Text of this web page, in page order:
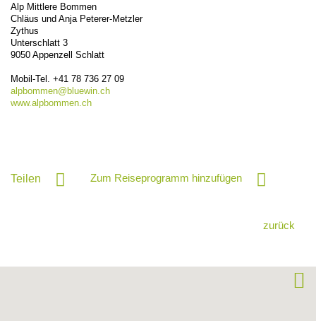
Alp Mittlere Bommen
Chläus und Anja Peterer-Metzler
Zythus
Unterschlatt 3
9050 Appenzell Schlatt
Mobil-Tel. +41 78 736 27 09
alpbommen@bluewin.ch
www.alpbommen.ch
Teilen Zum Reiseprogramm hinzufügen
zurück